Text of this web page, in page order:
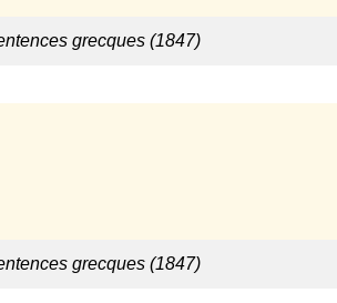
grecques (1847)
grecques (1847)